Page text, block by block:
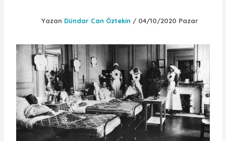
Yazan Dündar Can Öztekin / 04/10/2020 Pazar